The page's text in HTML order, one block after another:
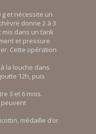
et nécessite un
donne 2 à 3
mis dans un tank
et pressure
Cette opération
la louche dans
12h, puis
3 et 6 mois.
peuvent
médaille d’or